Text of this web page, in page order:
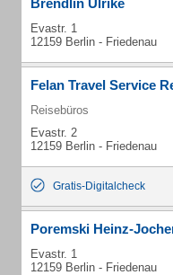
Brendlin Ulrike
Evastr. 1
12159 Berlin - Friedenau
Felan Travel Service
Reisebüros
Evastr. 2
12159 Berlin - Friedenau
Gratis-Digitalcheck
Poremski Heinz-
Evastr. 1
12159 Berlin - Friedenau